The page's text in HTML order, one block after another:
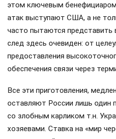
этом ключевым
атак выступают США, а не
часто пытаются представить
след здесь очевиден: от
предоставления
обеспечения связи через
Все эти приготовления,
оставляют России лишь один
со злобным карликом т.н.
хозяевами. Ставка на «мир